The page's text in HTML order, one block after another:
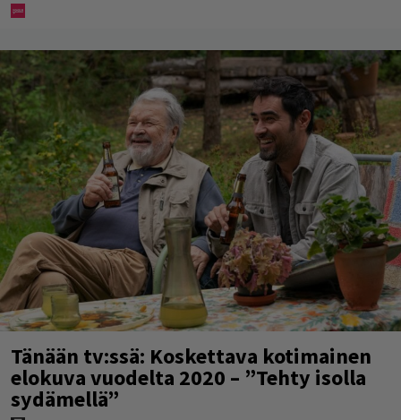
Tänään tv:ssä: Koskettava kotimainen
elokuva vuodelta 2020 – ”Tehty isolla
sydämellä”